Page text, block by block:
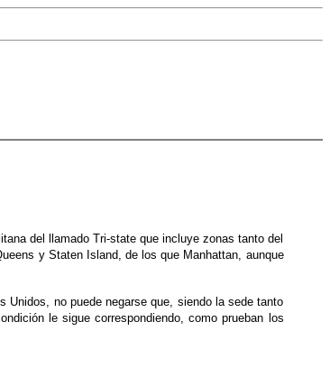
del llamado Tri-state que incluye zonas tanto del
y Staten Island, de los que Manhattan, aunque
no puede negarse que, siendo la sede tanto
le sigue correspondiendo, como prueban los